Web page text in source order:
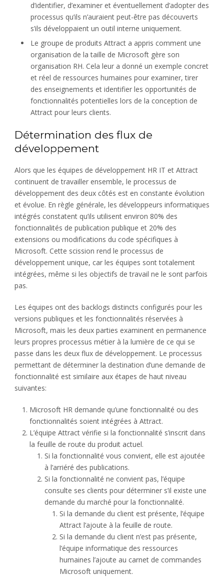
d’identifier, d’examiner et éventuellement d’adopter des
processus qu’ils n’auraient peut-être pas découverts
s’ils développaient un outil interne uniquement.
Le groupe de produits Attract a appris comment une
organisation de la taille de Microsoft gère son
organisation RH. Cela leur a donné un exemple concret
et réel de ressources humaines pour examiner, tirer
des enseignements et identifier les opportunités de
fonctionnalités potentielles lors de la conception de
Attract pour leurs clients.
Détermination des flux de
développement
Alors que les équipes de développement HR IT et Attract
continuent de travailler ensemble, le processus de
développement des deux côtés est en constante évolution
et évolue. En règle générale, les développeurs informatiques
intégrés constatent qu’ils utilisent environ 80% des
fonctionnalités de publication publique et 20% des
extensions ou modifications du code spécifiques à
Microsoft. Cette scission rend le processus de
développement unique, car les équipes sont totalement
intégrées, même si les objectifs de travail ne le sont parfois
pas.
Les équipes ont des backlogs distincts configurés pour les
versions publiques et les fonctionnalités réservées à
Microsoft, mais les deux parties examinent en permanence
leurs propres processus métier à la lumière de ce qui se
passe dans les deux flux de développement. Le processus
permettant de déterminer la destination d’une demande de
fonctionnalité est similaire aux étapes de haut niveau
suivantes:
Microsoft HR demande qu’une fonctionnalité ou des
fonctionnalités soient intégrées à Attract.
L’équipe Attract vérifie si la fonctionnalité s’inscrit dans
la feuille de route du produit actuel.
Si la fonctionnalité vous convient, elle est ajoutée
à l’arriéré des publications.
Si la fonctionnalité ne convient pas, l’équipe
consulte ses clients pour déterminer s’il existe une
demande du marché pour la fonctionnalité.
Si la demande du client est présente, l’équipe
Attract l’ajoute à la feuille de route.
Si la demande du client n’est pas présente,
l’équipe informatique des ressources
humaines l’ajoute au carnet de commandes
Microsoft uniquement.